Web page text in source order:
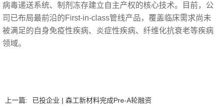
病毒递送系统、制剂冻存建立自主产权的核心技术。目前，公
司已布局最前沿的First-in-class管线产品，覆盖临床需求尚未
被满足的自身免疫性疾病、炎症性疾病、纤维化抗衰老等疾病
领域。
上一篇:
已投企业 | 森工新材料完成Pre-A轮融资